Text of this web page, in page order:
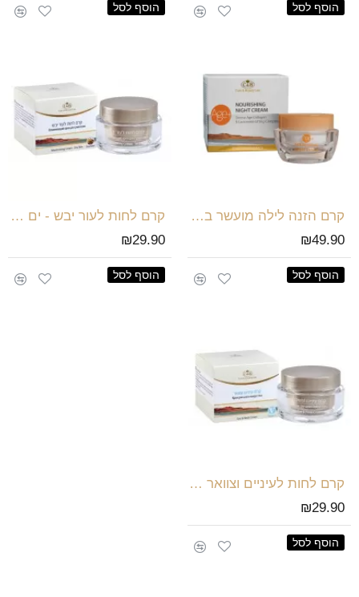
הוסף לסל הוסף לסל
קרם הזנה לילה מועשר בקולגן
₪49.90
הוסף לסל
קרם לחות לעור יבש - ים המלח
₪29.90
הוסף לסל
קרם לחות לעיניים וצוואר - ים המלח
₪29.90
הוסף לסל